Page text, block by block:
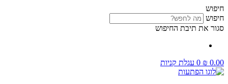
דלג
לתוכן
חיפוש
חיפוש
סגור את תיבת החיפוש
₪ 0.00
0 עגלת קניות